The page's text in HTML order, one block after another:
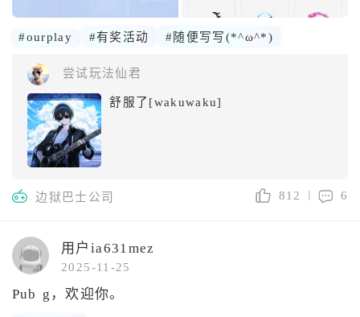
#ourplay #有奖活动 #随便写写(*^ω^*)
尝试玩法仙君
舒服了[wakuwaku]
边狱巴士公司 812 6
用户ia631mez
2025-11-25
Pub g，欢迎你。